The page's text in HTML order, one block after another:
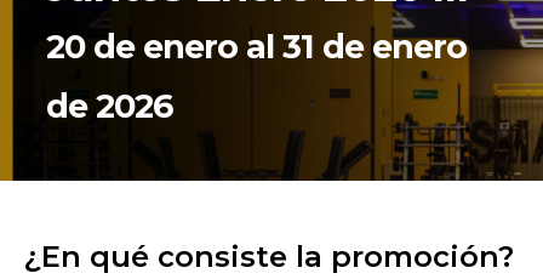
20 de enero al 31 de enero
de 2026
¿En qué consiste la promoción?